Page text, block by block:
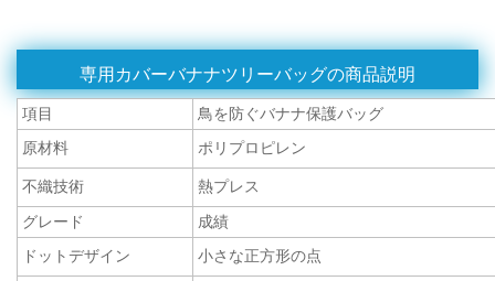
専用カバーバナナツリーバッグの商品説明
項目 鳥を防ぐバナナ保護バッグ
原材料 ポリプロピレン
不織技術 熱プレス
グレード 成績
ドットデザイン 小さな正方形の点